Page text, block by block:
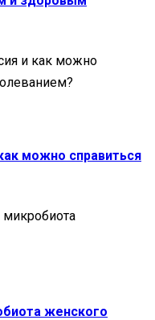
можно справиться
женского